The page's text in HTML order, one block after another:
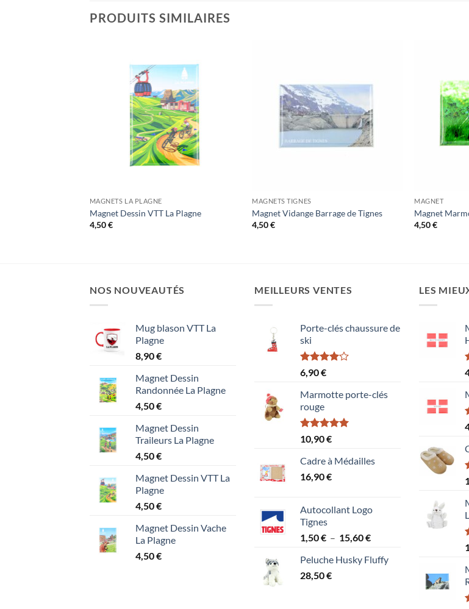
PRODUITS SIMILAIRES
MAGNETS LA PLAGNE
Magnet Dessin VTT La Plagne
4,50€
MAGNETS TIGNES
Magnet Vidange Barrage de Tignes
4,50€
MAGNET
Magnet
4,50€
NOS NOUVEAUTÉS
Mug blason VTT La
Plagne
8,90€
Magnet Dessin
Randonnée La Plagne
4,50€
Magnet Dessin
Traileurs La Plagne
4,50€
Magnet Dessin VTT La
Plagne
4,50€
Magnet Dessin Vache
La Plagne
4,50€
MEILLEURS VENTES
Porte-clés chaussure de
ski
Note
4.00
5
6,90€
Marmotte porte-clés
rouge
Note5.00
sur 5
10,90€
Cadre à Médailles
16,90€
Autocollant Logo
Tignes
1,50€ – 15,60€Plage
prix :
Peluche Husky Fluffy
28,50€
LES